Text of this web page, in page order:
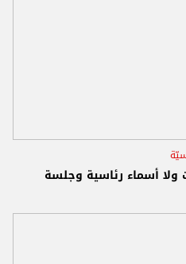
ولا أسماء رئاسية وجلسة